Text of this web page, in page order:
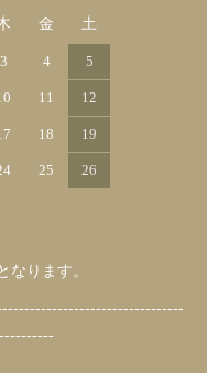
金 土
3 4 5
11 12
18 19
25 26
なります。